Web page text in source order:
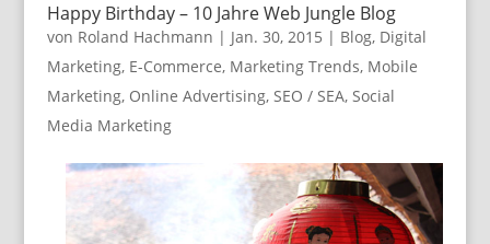
Happy Birthday – 10 Jahre Web Jungle Blog
von Roland Hachmann | Jan. 30, 2015 | Blog, Digital
Marketing, E-Commerce, Marketing Trends, Mobile
Marketing, Online Advertising, SEO / SEA, Social
Media Marketing